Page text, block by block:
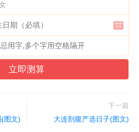
立即测算
图文)
下一篇
大连剖腹产选日子(图文)